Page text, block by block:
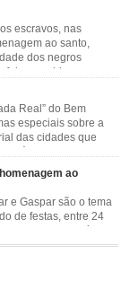
artesãos,
escravos, nas
ao santo,
dos negros
foi assumido como
alto da festa de
Real” do Bem
especiais sobre a
das cidades que
de Nossa
Aparecida (SP)
ao
e Gaspar são o tema
de festas, entre 24
a festa, o líder e
passando pela